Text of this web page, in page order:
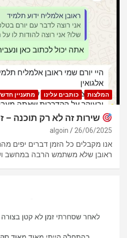
המלצות כותבים עלינו מתעניין
שירות זה לא רק תוכנה –
26/06/2025
algoin
אנו מקבלים כל הזמן דברים יפים
ראובן שלא משתמש הרבה במחשב